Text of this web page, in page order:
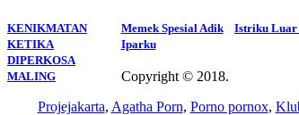
KENIKMATAN
KETIKA
DIPERKOSA
MALING
Memek Spesial Adik
Iparku
Istriku Luar
Copyright © 2018.
Projejakarta, Agatha Porn, Porno pornox,